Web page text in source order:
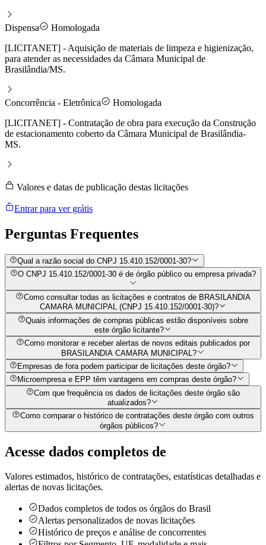
Dispensa
Homologada
[LICITANET] - Aquisição de materiais de limpeza e higienização,
para atender as necessidades da Câmara Municipal de
Brasilândia/MS.
Concorrência - Eletrônica
Homologada
[LICITANET] - Contratação de obra para execução da Construção
de estacionamento coberto da Câmara Municipal de Brasilândia-
MS.
Valores e datas de publicação destas licitações
Entrar para ver grátis
Perguntas Frequentes
Qual a razão social do CNPJ 15.410.152/0001-30?
O CNPJ 15.410.152/0001-30 é de órgão público ou empresa privada?
Como consultar todas as licitações e contratos de BRASILANDIA
CAMARA MUNICIPAL (CNPJ 15.410.152/0001-30)?
Quais informações de compras públicas estão disponíveis sobre
este órgão licitante?
Como monitorar e receber alertas de novos editais publicados por
BRASILANDIA CAMARA MUNICIPAL?
Empresas de fora podem participar de licitações deste órgão?
Microempresa e EPP têm vantagens em compras deste órgão?
Com que frequência os dados de licitações deste órgão são
atualizados?
Como comparar o histórico de contratações deste órgão com outros
órgãos públicos?
Acesse dados completos de
Valores estimados, histórico de contratações, estatísticas detalhadas e
alertas de novas licitações.
Dados completos de todos os órgãos do Brasil
Alertas personalizados de novas licitações
Histórico de preços e análise de concorrentes